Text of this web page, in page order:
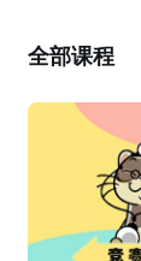
全部课程